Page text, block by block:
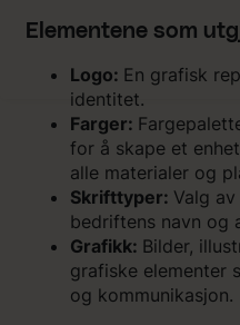
Elementene som
Logo: En grafisk
identitet.
Farger:
for å skape et
alle materialer og
Skrifttyper: Valg
bedriftens navn og
Grafikk: Bilder,
grafiske elementer
og kommunikasjon.